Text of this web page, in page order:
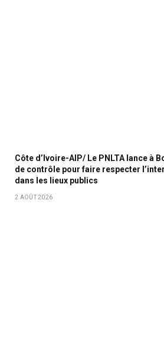
Côte d’Ivoire-AIP/ Le PNLTA lance à
de contrôle pour faire respecter
dans les lieux publics
2 AOÛT 2026